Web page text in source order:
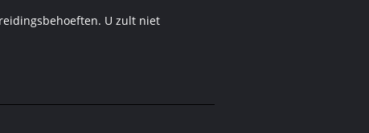
U zult niet